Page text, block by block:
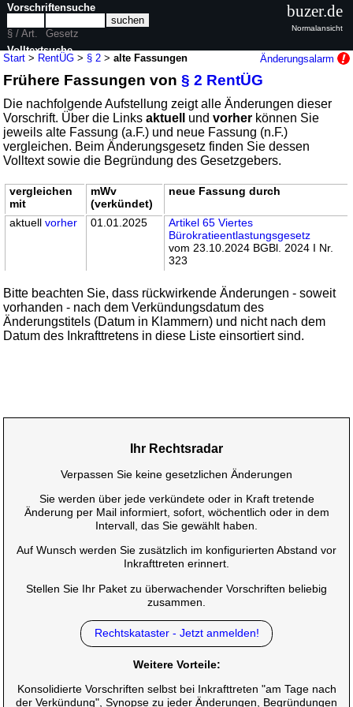
Start > RentÜG > § 2 >alte Fassungen Änderungsalarm
Frühere Fassungen von§ 2 RentÜG
Die nachfolgende Aufstellung zeigt alle Änderungen dieser
Vorschrift. Über die Linksaktuell undvorher können Sie
jeweils alte Fassung (a.F.) und neue Fassung (n.F.)
vergleichen. Beim Änderungsgesetz finden Sie dessen
Volltext sowie die Begründung des Gesetzgebers.
vergleichen
mit
mWv
(verkündet)
neue Fassung durch
aktuellvorher 01.01.2025
Artikel 65 Viertes
Bürokratieentlastungsgesetz
vom 23.10.2024 BGBl. 2024 I Nr.
323
Bitte beachten Sie, dass rückwirkende Änderungen - soweit
vorhanden - nach dem Verkündungsdatum des
Änderungstitels (Datum in Klammern) und nicht nach dem
Datum des Inkrafttretens in diese Liste einsortiert sind.
Vorschriftensuche
§ / Art.
Gesetz
Volltextsuche
nur in RentÜG
buzer.de
Normalansicht
Ihr Rechtsradar
Verpassen Sie keine gesetzlichen Änderungen
Sie werden über jede verkündete oder in Kraft tretende
Änderung per Mail informiert, sofort, wöchentlich oder in dem
Intervall, das Sie gewählt haben.
Auf Wunsch werden Sie zusätzlich im konfigurierten Abstand vor
Inkrafttreten erinnert.
Stellen Sie Ihr Paket zu überwachender Vorschriften beliebig
zusammen.
Rechtskataster - Jetzt anmelden!
Weitere Vorteile:
Konsolidierte Vorschriften selbst bei Inkrafttreten "am Tage nach
der Verkündung", Synopse zu jeder Änderungen, Begründungen